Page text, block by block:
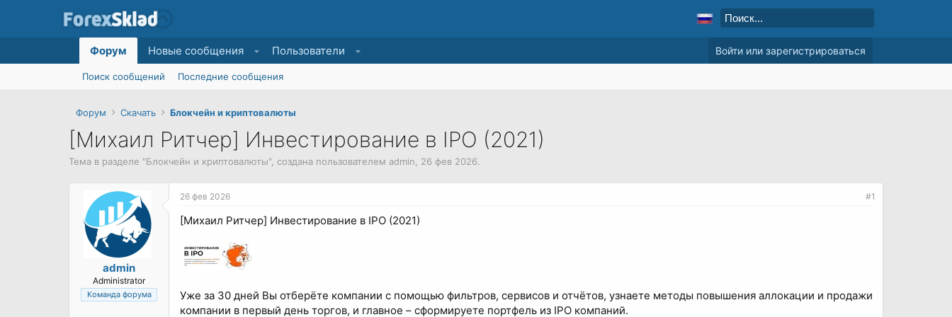
Форум Скачать Блокчейн и криптовалюты
[Михаил Ритчер] Инвестирование в IPO (2021)
Тема в разделе "Блокчейн и криптовалюты", создана пользователем admin 26 фев 2026.
admin
Administrator
Команда форума
26 фев 2026 #1
[Михаил Ритчер] Инвестирование в IPO (2021)
Уже за 30 дней Вы отберёте компании с помощью фильтров, сервисов и отчётов, узнаете методы повышения аллокации и продажи
компании в первый день торгов, и главное – сформируете портфель из IPO компаний.
Форум
Поиск сообщений Последние сообщения
Новые сообщения Пользователи Войти или зарегистрироваться